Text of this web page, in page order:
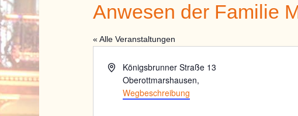
Anwesen der Familie
« Alle Veranstaltungen
AdresseKönigsbrunner Straße 13
Oberottmarshausen,
Wegbeschreibung